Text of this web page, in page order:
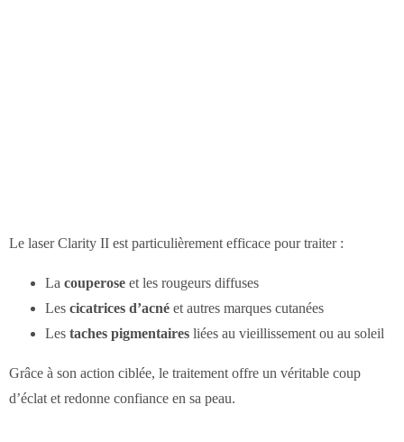
Le laser Clarity II est particulièrement efficace pour traiter :
La couperose et les rougeurs diffuses
Les cicatrices d’acné et autres marques cutanées
Les taches pigmentaires liées au vieillissement ou au soleil
Grâce à son action ciblée, le traitement offre un véritable coup
d’éclat et redonne confiance en sa peau.